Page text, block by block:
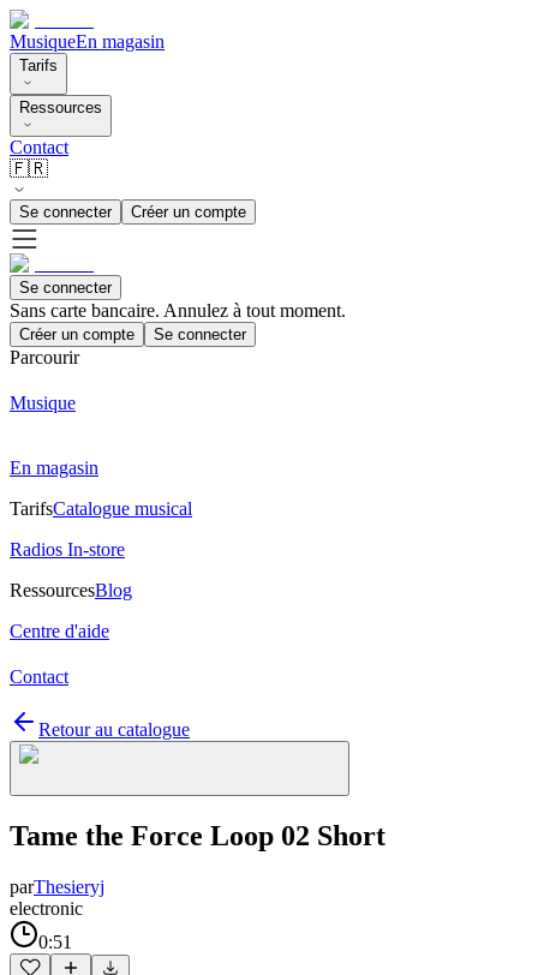
MusiqueEn magasin
Tarifs
Ressources
Contact
🇫🇷
Se connecter Créer un compte
Se connecter
Sans carte bancaire. Annulez à tout moment.
Créer un compte Se connecter
Parcourir
Musique
En magasin
TarifsCatalogue musical
Radios In-store
RessourcesBlog
Centre d'aide
Contact
Retour au catalogue
Tame the Force Loop 02 Short
parThesieryj
electronic
0:51